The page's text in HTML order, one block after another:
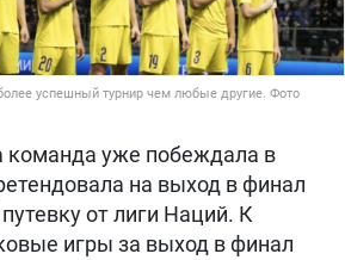
успешный турнир чем любые другие. Фото
уже побеждала в
на выход в финал
от лиги Наций. К
игры за выход в финал